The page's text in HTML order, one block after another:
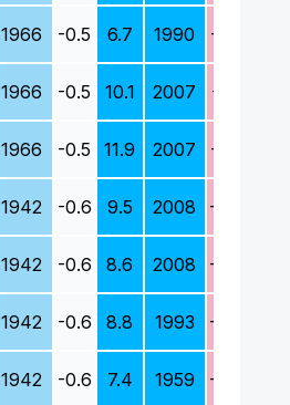
1966 -0.5 6.7 1990 -9.2
1966 -0.5 10.1 2007 -8.1
1966 -0.5 11.9 2007 -5.6
1942 -0.6 9.5 2008 -4.8
1942 -0.6 8.6 2008 -8.7
1942 -0.6 8.8 1993 -9.8
1942 -0.6 7.4 1959 -9.8